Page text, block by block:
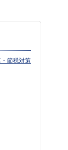
節税対策